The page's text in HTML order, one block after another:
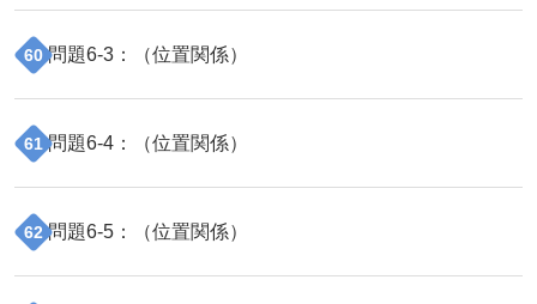
60 問題6-3 ：（位置関係）
61 問題6-4 ：（位置関係）
62 問題6-5 ：（位置関係）